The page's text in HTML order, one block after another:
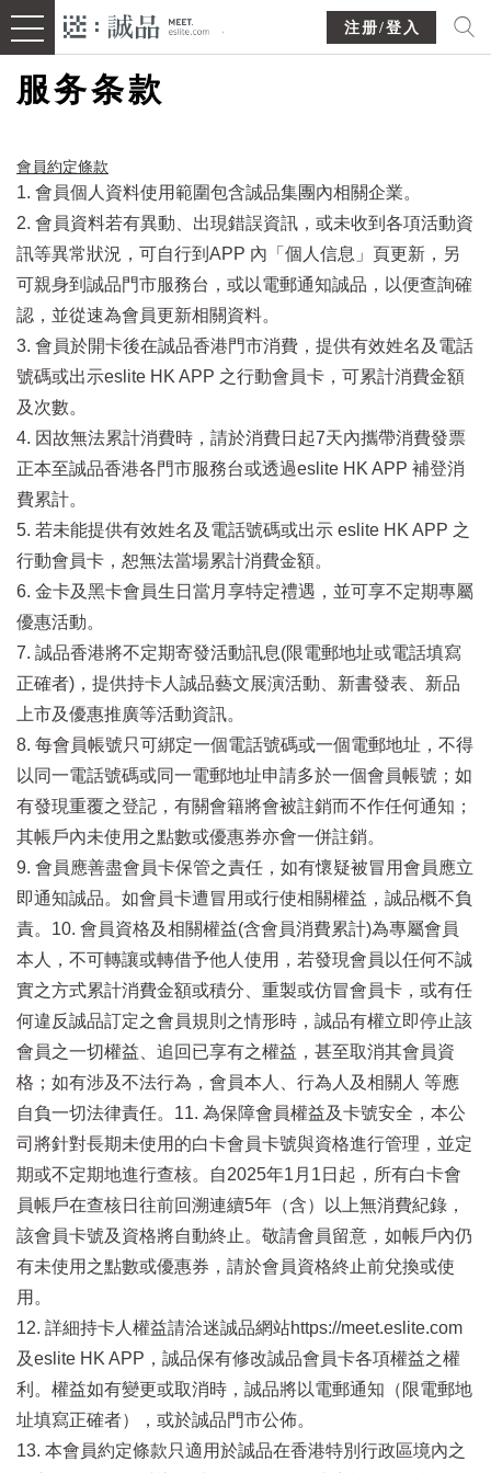
注册/登入
服务条款
會員約定條款​
1. 會員個人資料使用範圍包含誠品集團內相關企業。
2. 會員資料若有異動、出現錯誤資訊，或未收到各項活動資
訊等異常狀況，可自行到APP 內「個人信息」頁更新，另
可親身到誠品門市服務台，或以電郵通知誠品，以便查詢確
認，並從速為會員更新相關資料。
3. 會員於開卡後在誠品香港門市消費，提供有效姓名及電話
號碼或出示eslite HK APP 之行動會員卡，可累計消費金額
及次數。
4. 因故無法累計消費時，請於消費日起7天內攜帶消費發票
正本至誠品香港各門市服務台或透過eslite HK APP 補登消
費累計。
5. 若未能提供有效姓名及電話號碼或出示 eslite HK APP 之
行動會員卡，恕無法當場累計消費金額。
6. 金卡及黑卡會員生日當月享特定禮遇，並可享不定期專屬
優惠活動。
7. 誠品香港將不定期寄發活動訊息(限電郵地址或電話填寫
正確者)，提供持卡人誠品藝文展演活動、新書發表、新品
上市及優惠推廣等活動資訊。
8. 每會員帳號只可綁定一個電話號碼或一個電郵地址，不得
以同一電話號碼或同一電郵地址申請多於一個會員帳號；如
有發現重覆之登記，有關會籍將會被註銷而不作任何通知；
其帳戶內未使用之點數或優惠券亦會一併註銷。
9. 會員應善盡會員卡保管之責任，如有懷疑被冒用會員應立
即通知誠品。如會員卡遭冒用或行使相關權益，誠品概不負
責。10. 會員資格及相關權益(含會員消費累計)為專屬會員
本人，不可轉讓或轉借予他人使用，若發現會員以任何不誠
實之方式累計消費金額或積分、重製或仿冒會員卡，或有任
何違反誠品訂定之會員規則之情形時，誠品有權立即停止該
會員之一切權益、追回已享有之權益，甚至取消其會員資
格；如有涉及不法行為，會員本人、行為人及相關人 等應
自負一切法律責任。11. 為保障會員權益及卡號安全，本公
司將針對長期未使用的白卡會員卡號與資格進行管理，並定
期或不定期地進行查核。自2025年1月1日起，所有白卡會
員帳戶在查核日往前回溯連續5年（含）以上無消費紀錄，
該會員卡號及資格將自動終止。敬請會員留意，如帳戶內仍
有未使用之點數或優惠券，請於會員資格終止前兌換或使
用。
12. 詳細持卡人權益請洽迷誠品網站https://meet.eslite.com
及eslite HK APP，誠品保有修改誠品會員卡各項權益之權
利。權益如有變更或取消時，誠品將以電郵通知（限電郵地
址填寫正確者），或於誠品門市公佈。
13. 本會員約定條款只適用於誠品在香港特別行政區境內之